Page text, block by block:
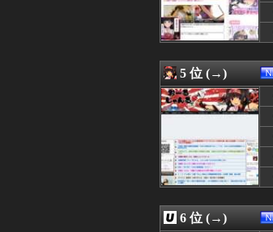
08/06 09:00
08/06 09:00
08/06 09:00
08/06 09:00
08/06 09:00
08/06 09:00
08/06 09:00
08/06 09:00
08/06 09:00
08/06 09:00
08/06 09:00
08/06 09:00
08/06 09:00
5 位 (→)
6 位 (→)